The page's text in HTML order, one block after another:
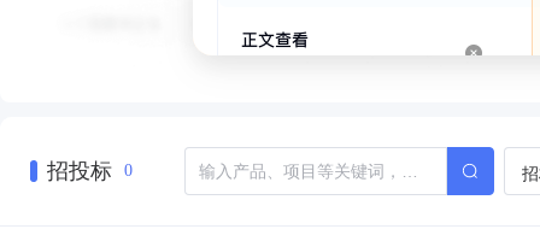
招投标 0